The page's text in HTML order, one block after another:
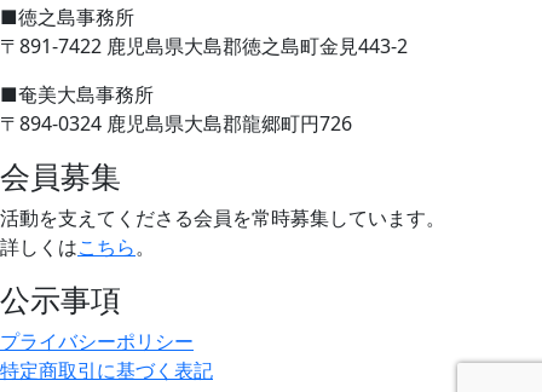
■徳之島事務所
〒891-7422 鹿児島県大島郡徳之島町金見443-2
■奄美大島事務所
〒894-0324 鹿児島県大島郡龍郷町円726
会員募集
活動を支えてくださる会員を常時募集しています。
詳しくはこちら。
公示事項
プライバシーポリシー
特定商取引に基づく表記